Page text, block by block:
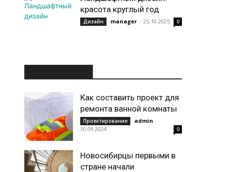
красота круглый год
Дизайн manager - 25.10.2025 0
Как составить проект для
ремонта ванной комнаты
Проектирование admin -
30.09.2024
0
Новосибирцы первыми в
стране начали